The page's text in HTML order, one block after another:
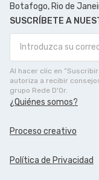
Botafogo, Rio de
SUSCRÍBETE A
Al hacer clic en
autoriza a recibir
grupo Rede D'Or.
¿Quiénes somos?
Proceso creativo
Política de Privacidad